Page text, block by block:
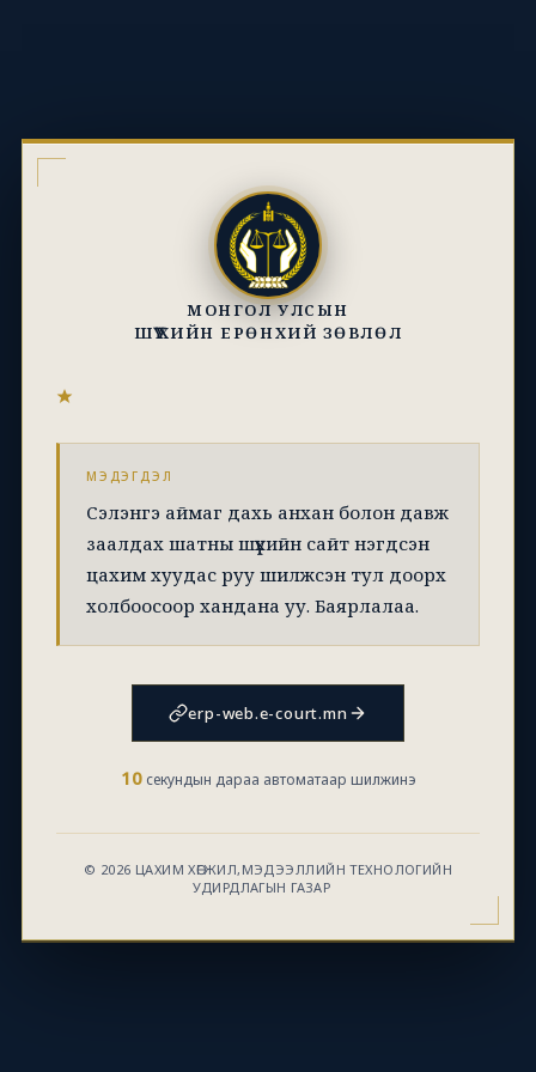
МОНГОЛ УЛСЫН
ШҮҮХИЙН ЕРӨНХИЙ ЗӨВЛӨЛ
МЭДЭГДЭЛ
Сэлэнгэ аймаг дахь анхан болон давж
заалдах шатны шүүхийн сайт нэгдсэн
цахим хуудас руу шилжсэн тул доорх
холбоосоор хандана уу. Баярлалаа.
erp-web.e-court.mn
10секундын дараа автоматаар шилжинэ
© 2026 ЦАХИМ ХӨГЖИЛ,МЭДЭЭЛЛИЙН ТЕХНОЛОГИЙН
УДИРДЛАГЫН ГАЗАР